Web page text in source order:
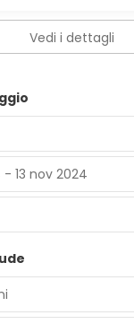
Vedi i dettagli
13 nov 2024